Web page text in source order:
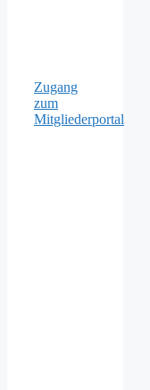
Zugang
zum
Mitgliederportal